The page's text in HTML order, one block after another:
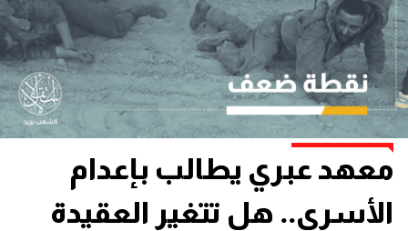
معهد عبري يطالب بإعدام
الأسرى.. هل تتغير العقيدة